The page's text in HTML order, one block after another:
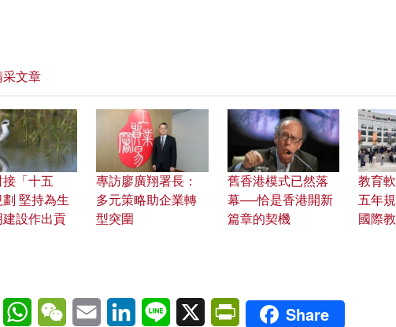
采文章
接「十五
堅持為生
建設作出貢
專訪廖廣翔署長：
多元策略助企業轉
型突圍
舊香港模式已然落
幕──恰是香港開新
篇章的契機
教育
五年
國際
FacebookWhatsAppWeChatEmail LinkedInLine X PrintFriendly
Share